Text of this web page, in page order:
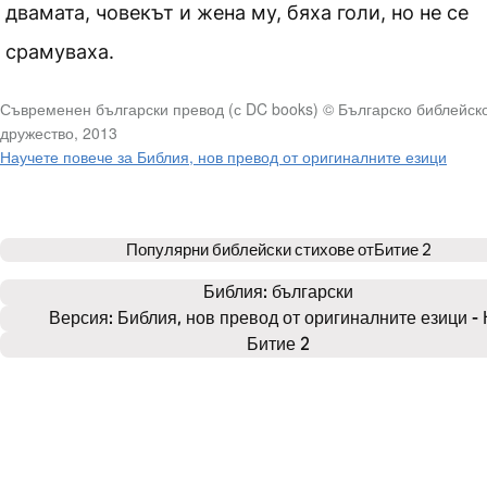
двамата, човекът и жена му, бяха голи, но не се
срамуваха.
Съвременен български превод (с DC books) © Българско
дружество, 2013
Научете повече за Библия, нов превод от оригиналните езици
Популярни библейски стихове отБитие 2
Библия: български
Версия: Библия, нов превод от оригиналните езици
Битие 2